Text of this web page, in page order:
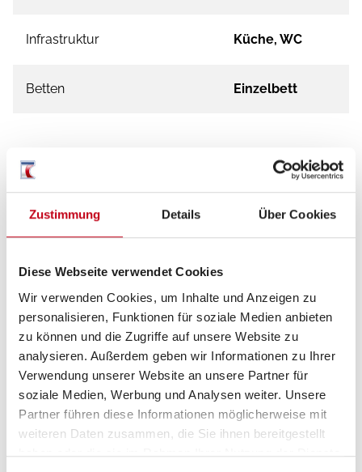
Zustimmung Details Über Cookies
Diese Webseite verwendet Cookies
Wir verwenden Cookies, um Inhalte und Anzeigen zu
personalisieren, Funktionen für soziale Medien anbieten
zu können und die Zugriffe auf unsere Website zu
analysieren. Außerdem geben wir Informationen zu Ihrer
Verwendung unserer Website an unsere Partner für
soziale Medien, Werbung und Analysen weiter. Unsere
Partner führen diese Informationen möglicherweise mit
weiteren Daten zusammen, die Sie ihnen bereitgestellt
haben oder die sie im Rahmen Ihrer Nutzung der Dienste
Infrastruktur Küche, WC
Betten Einzelbett
Tag
Beschreibung
BASIS / CHASSIS